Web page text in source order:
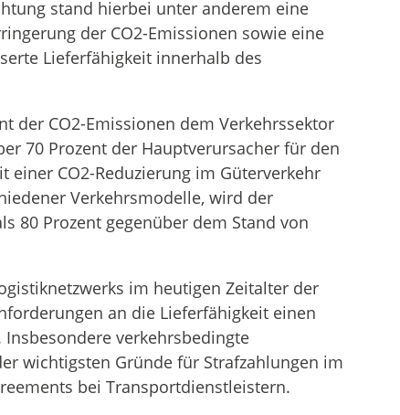
stand hierbei unter anderem eine
der CO2-Emissionen sowie eine
Lieferfähigkeit innerhalb des
der CO2-Emissionen dem Verkehrssektor
70 Prozent der Hauptverursacher für den
CO2-Reduzierung im Güterverkehr
Verkehrsmodelle, wird der
80 Prozent gegenüber dem Stand von
im heutigen Zeitalter der
an die Lieferfähigkeit einen
verkehrsbedingte
wichtigsten Gründe für Strafzahlungen im
bei Transportdienstleistern.